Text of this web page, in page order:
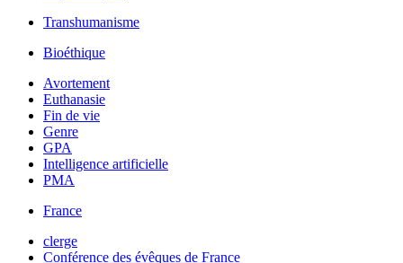
Transhumanisme
Bioéthique
Avortement
Euthanasie
Fin de vie
Genre
GPA
Intelligence artificielle
PMA
France
clerge
Conférence des évêques de France